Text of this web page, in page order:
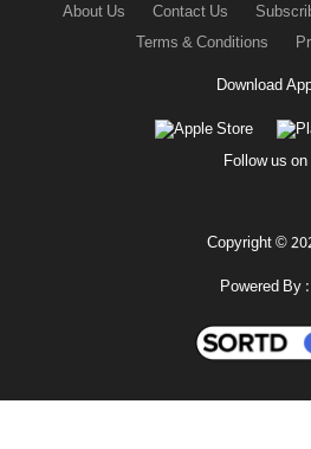
About Us Contact Us
Terms & Conditions
Download
Follow us on
Copyright ©
Powered By :